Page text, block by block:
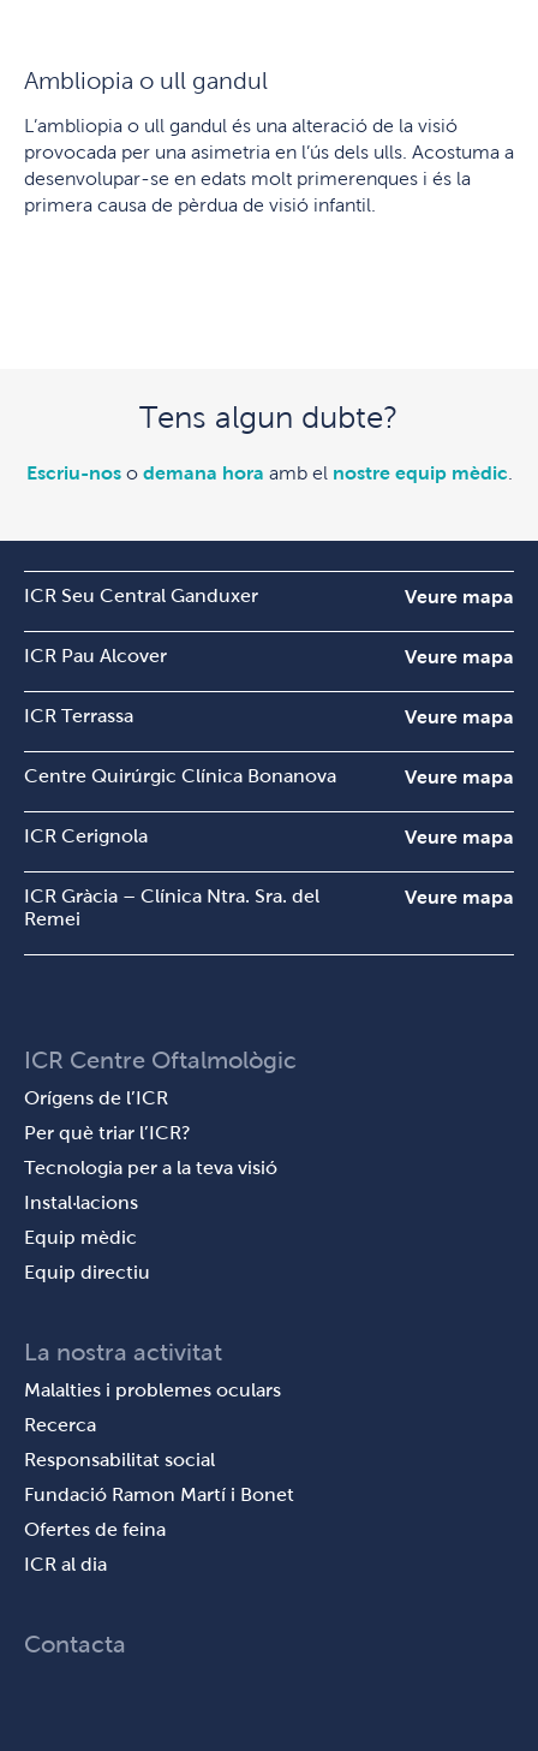
Ambliopia o ull gandul
L’ambliopia o ull gandul és una alteració de la visió
provocada per una asimetria en l’ús dels ulls. Acostuma a
desenvolupar-se en edats molt primerenques i és la
primera causa de pèrdua de visió infantil.
Tens algun dubte?
Escriu-noso demana hora amb el nostre equip mèdic.
ICR Seu Central Ganduxer Veure mapa
ICR Pau Alcover Veure mapa
ICR Terrassa Veure mapa
Centre Quirúrgic Clínica Bonanova Veure mapa
ICR Cerignola Veure mapa
ICR Gràcia – Clínica Ntra. Sra. del
Remei
Veure mapa
ICR Centre Oftalmològic
Orígens de l’ICR
Per què triar l’ICR?
Tecnologia per a la teva visió
Instal·lacions
Equip mèdic
Equip directiu
La nostra activitat
Malalties i problemes oculars
Recerca
Responsabilitat social
Fundació Ramon Martí i Bonet
Ofertes de feina
ICR al dia
Contacta